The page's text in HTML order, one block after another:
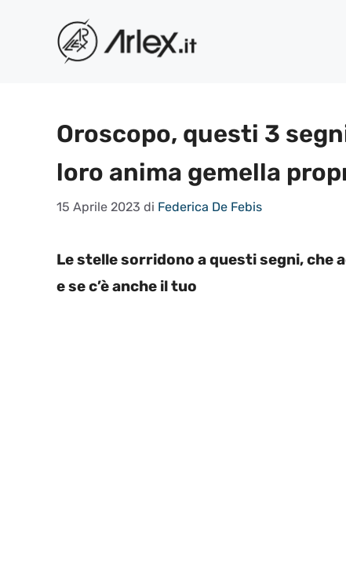
contenuto
Oroscopo, questi 3
loro anima gemella
15 Aprile 2023 di Federica De Febis
Le stelle sorridono a questi segni, che
e se c’è anche il tuo